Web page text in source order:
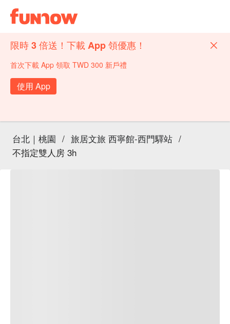
限時 3 倍送！下載 App 領優惠！
首次下載 App 領取 TWD 300 新戶禮
使用 App
台北｜桃園 / 旅居文旅 西寧館-西門驛站 /
不指定雙人房 3h